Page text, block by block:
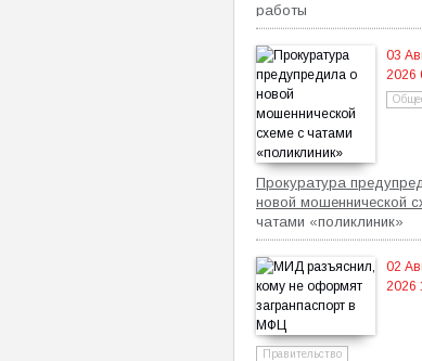
работы
03
2026
Прокуратура
новой мошеннической
чатами «поликлиник»
02
2026
Правительство